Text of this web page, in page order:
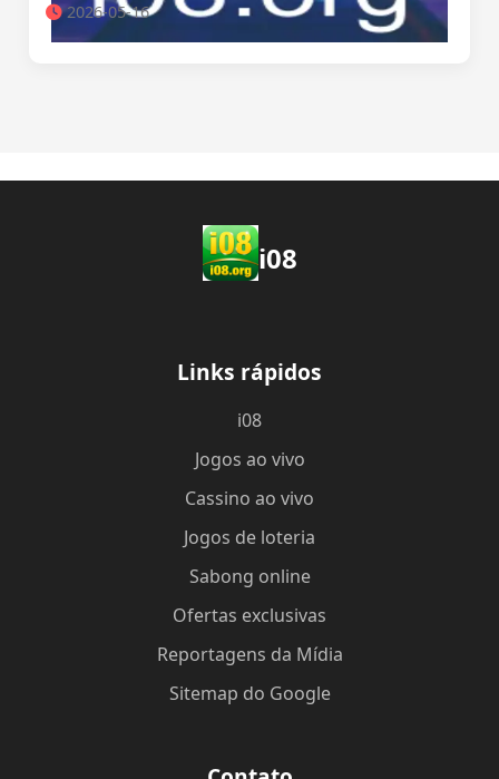
2026-05-16
i08
Links rápidos
i08
Jogos ao vivo
Cassino ao vivo
Jogos de loteria
Sabong online
Ofertas exclusivas
Reportagens da Mídia
Sitemap do Google